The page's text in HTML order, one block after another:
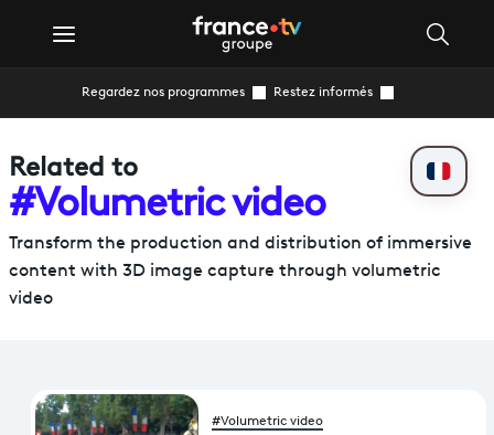
Regardez nos programmes Restez informés
Related to
#Volumetric video
Transform the production and distribution of immersive
content with 3D image capture through volumetric
video
#Volumetric video